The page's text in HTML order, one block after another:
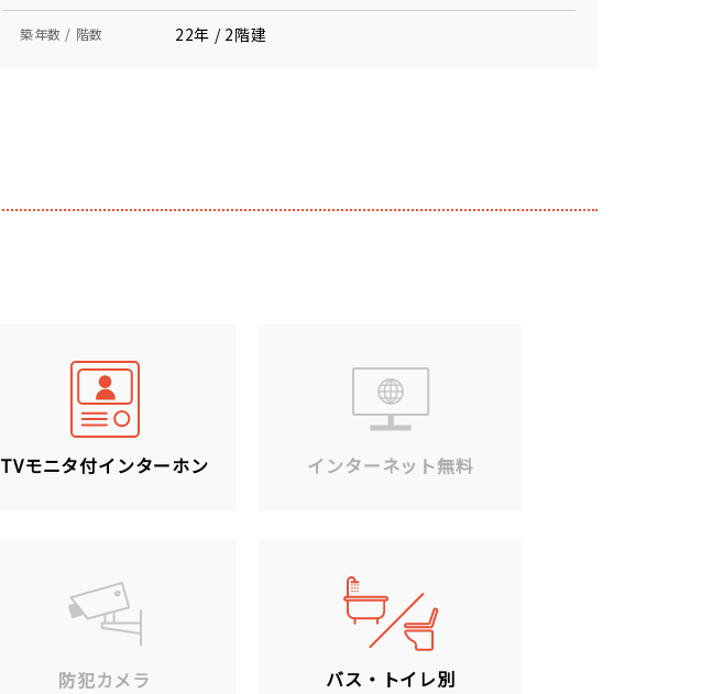
築年数 / 階数 22年 / 2階建
TVモニタ付インターホン インターネット無料
防犯カメラ バス・トイレ別